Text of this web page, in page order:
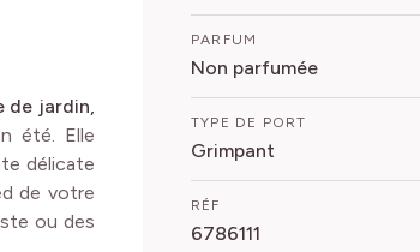
de jardin,
été. Elle
délicate
de votre
ou des
PARFUM
Non parfumée
TYPE DE PORT
Grimpant
RÉF
6786111